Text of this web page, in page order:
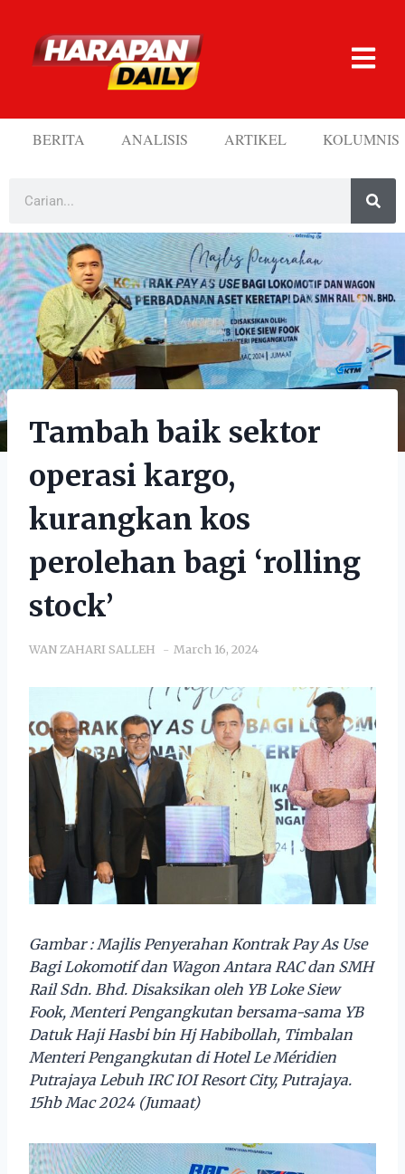
BERITA ANALISIS ARTIKEL KOLUMNIS
Tambah baik sektor
operasi kargo,
kurangkan kos
perolehan bagi ‘rolling
stock’
WAN ZAHARI SALLEH March 16, 2024
Gambar : Majlis Penyerahan Kontrak Pay As Use
Bagi Lokomotif dan Wagon Antara RAC dan SMH
Rail Sdn. Bhd. Disaksikan oleh YB Loke Siew
Fook, Menteri Pengangkutan bersama-sama YB
Datuk Haji Hasbi bin Hj Habibollah, Timbalan
Menteri Pengangkutan di Hotel Le Méridien
Putrajaya Lebuh IRC IOI Resort City, Putrajaya.
15hb Mac 2024 (Jumaat)